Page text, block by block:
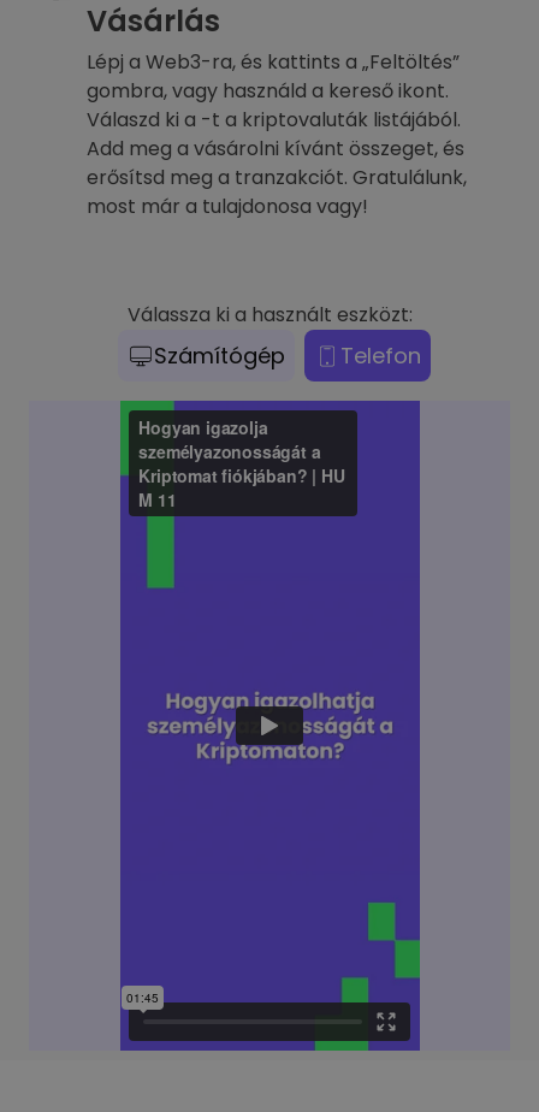
Vásárlás
Lépj a Web3-ra, és kattints a „Feltöltés”
gombra, vagy használd a kereső ikont.
Válaszd ki a -t a kriptovaluták listájából.
Add meg a vásárolni kívánt összeget, és
erősítsd meg a tranzakciót. Gratulálunk,
most már a tulajdonosa vagy!
Válassza ki a használt eszközt:
Számítógép Telefon